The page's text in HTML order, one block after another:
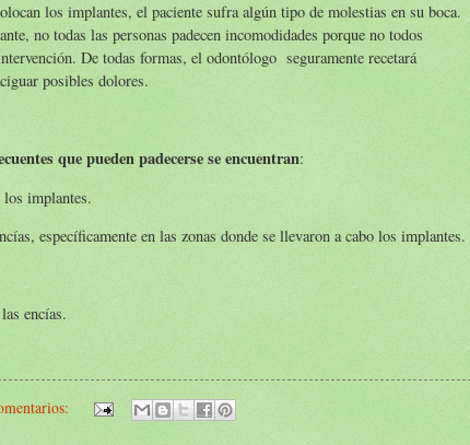
los implantes, el paciente sufra algún tipo de molestias en su boca.
no todas las personas padecen incomodidades porque no todos
De todas formas, el odontólogo seguramente recetará
posibles dolores.
que pueden padecerse se encuentran:
implantes.
específicamente en las zonas donde se llevaron a cabo los implantes.
encías.